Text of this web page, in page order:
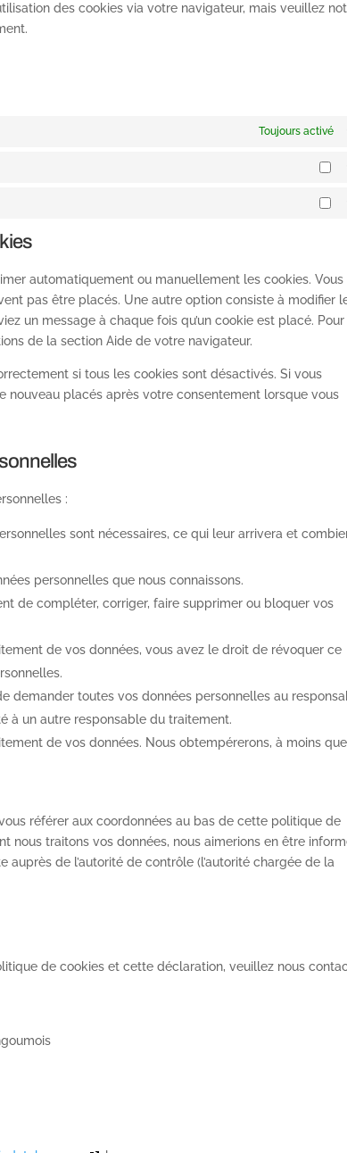
des cookies via votre navigateur, mais veuillez
Toujours activé
automatiquement ou manuellement les cookies. Vous
pas être placés. Une autre option consiste à modifier
un message à chaque fois qu’un cookie est placé.
de la section Aide de votre navigateur.
si tous les cookies sont désactivés. Si vous
nouveau placés après votre consentement lorsque vous
:
sont nécessaires, ce qui leur arrivera et
personnelles que nous connaissons.
de compléter, corriger, faire supprimer ou bloquer vos
de vos données, vous avez le droit de révoquer ce
demander toutes vos données personnelles au
à un autre responsable du traitement.
de vos données. Nous obtempérerons, à moins que
référer aux coordonnées au bas de cette politique de
nous traitons vos données, nous aimerions en être
de l’autorité de contrôle (l’autorité chargée de la
de cookies et cette déclaration, veuillez nous